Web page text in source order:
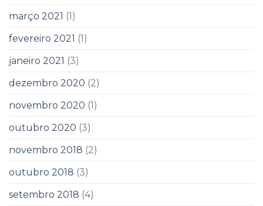
março 2021 (1)
fevereiro 2021 (1)
janeiro 2021 (3)
dezembro 2020 (2)
novembro 2020 (1)
outubro 2020 (3)
novembro 2018 (2)
outubro 2018 (3)
setembro 2018 (4)